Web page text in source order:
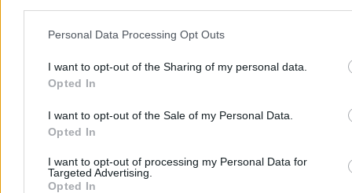
Personal Data Processing Opt Outs
I want to opt-out of the Sharing of my personal data.
Opted In
I want to opt-out of the Sale of my Personal Data.
Opted In
I want to opt-out of processing my Personal Data for
Targeted Advertising.
Opted In
Wojsko